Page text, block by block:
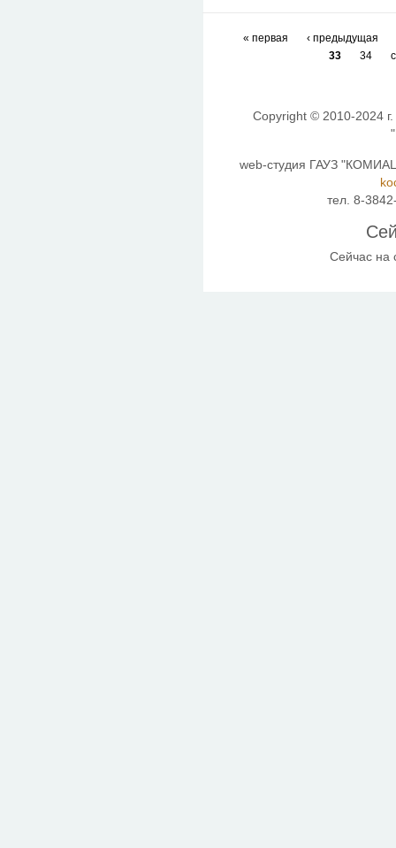
« первая
‹ предыдущая
33
34
Copyright © 2010-2024
web-студия ГАУЗ
тел. 8-
Сейчас на